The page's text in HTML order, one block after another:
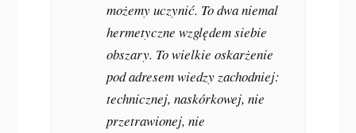
możemy uczynić. To dwa niemal
hermetyczne względem siebie
obszary. To wielkie oskarżenie
pod adresem wiedzy zachodniej:
technicznej, naskórkowej, nie
przetrawionej, nie